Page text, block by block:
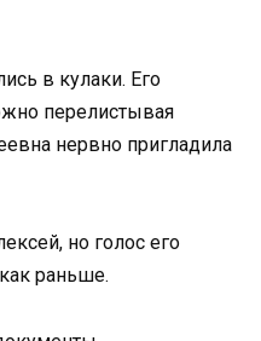
в кулаки. Его
перелистывая
нервно пригладила
но голос его
раньше.